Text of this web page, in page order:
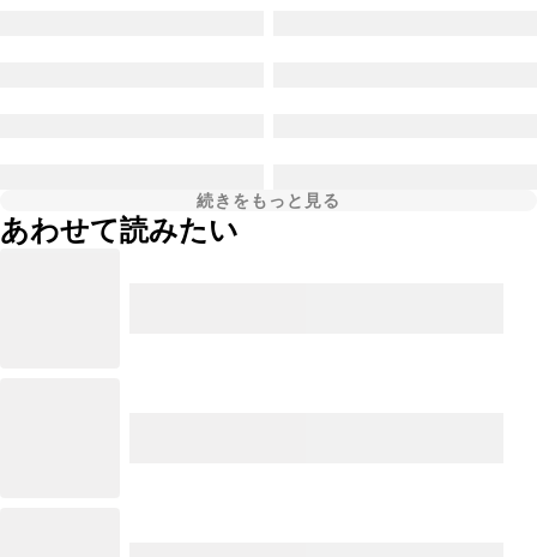
続きをもっと見る
あわせて読みたい